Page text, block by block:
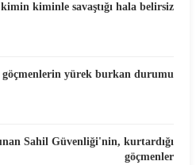
kiminle savaştığı hala belirsiz
göçmenlerin yürek burkan durumu
Sahil Güvenliği'nin, kurtardığı
göçmenler